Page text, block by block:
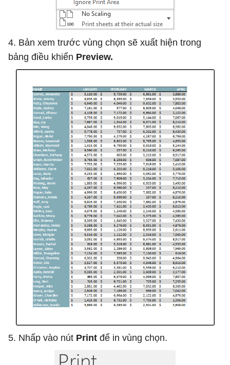
4. Bản xem trước vùng chọn sẽ xuất hiện trong
bảng điều khiển Preview.
5. Nhấp vào nút Print để in vùng chọn.